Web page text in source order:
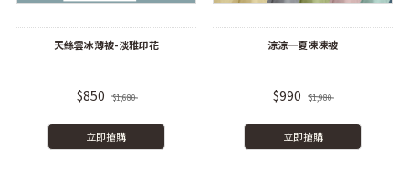
天絲雲冰薄被-淡雅印花
$850 $1,680
立即搶購
涼涼一夏凍凍被
$990 $1,980
立即搶購